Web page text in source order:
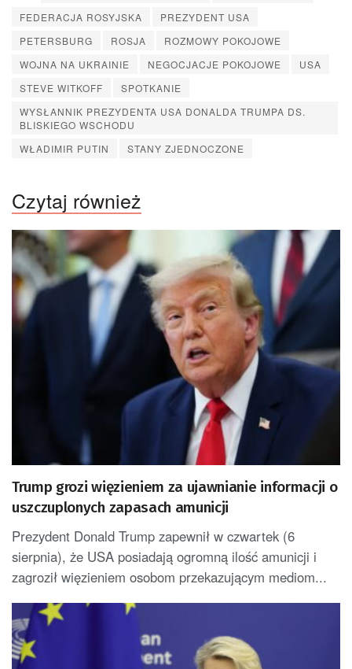
FEDERACJA ROSYJSKA
PREZYDENT USA
PETERSBURG
ROSJA
ROZMOWY POKOJOWE
WOJNA NA UKRAINIE
NEGOCJACJE POKOJOWE
USA
STEVE WITKOFF
SPOTKANIE
WYSŁANNIK PREZYDENTA USA DONALDA TRUMPA DS.
BLISKIEGO WSCHODU
WŁADIMIR PUTIN
STANY ZJEDNOCZONE
Czytaj również
Trump grozi więzieniem za ujawnianie informacji o
uszczuplonych zapasach amunicji
Prezydent Donald Trump zapewnił w czwartek (6
sierpnia), że USA posiadają ogromną ilość amunicji i
zagroził więzieniem osobom przekazującym mediom...